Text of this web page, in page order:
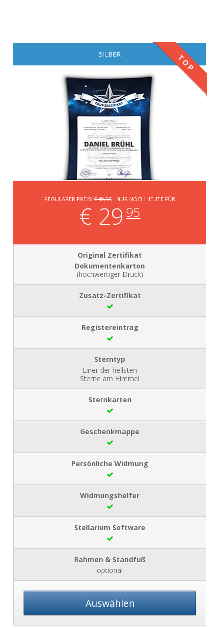
SILBER
REGULÄRER PREIS: € 49,95 - NUR NOCH HEUTE FÜR
€ 29 95
TOP
Dokumentenkarton
(hochwertiger Druck)
Einer der hellsten
Sterne am Himmel
optional
Auswählen